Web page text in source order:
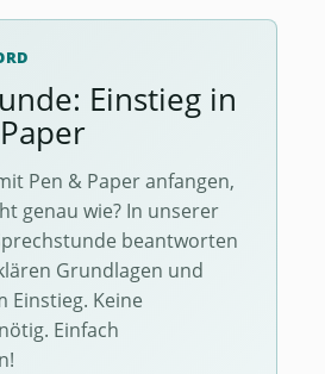
Einstieg in
Pen & Paper anfangen,
genau wie? In unserer
beantworten
Grundlagen und
Einstieg. Keine
Einfach